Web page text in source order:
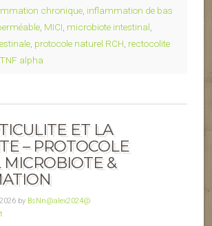
chronique inflammation de bas
MICI microbiote intestinal
protocole naturel RCH rectocolite
TNF alpha
ET LA
– PROTOCOLE
MICROBIOTE &
by BsNn@alex2024@